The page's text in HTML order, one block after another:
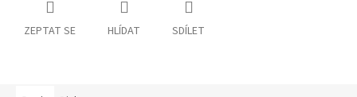
ZEPTAT SE HLÍDAT SDÍLET